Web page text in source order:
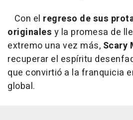
Con el regreso de sus
originales y la promesa de
extremo una vez más, Scary
recuperar el espíritu
que convirtió a la franquicia
global.